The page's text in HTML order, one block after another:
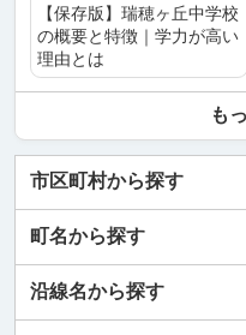
【保存版】瑞穂ヶ丘中学校
の概要と特徴｜学力が高い
理由とは
も
市区町村から探す
町名から探す
沿線名から探す